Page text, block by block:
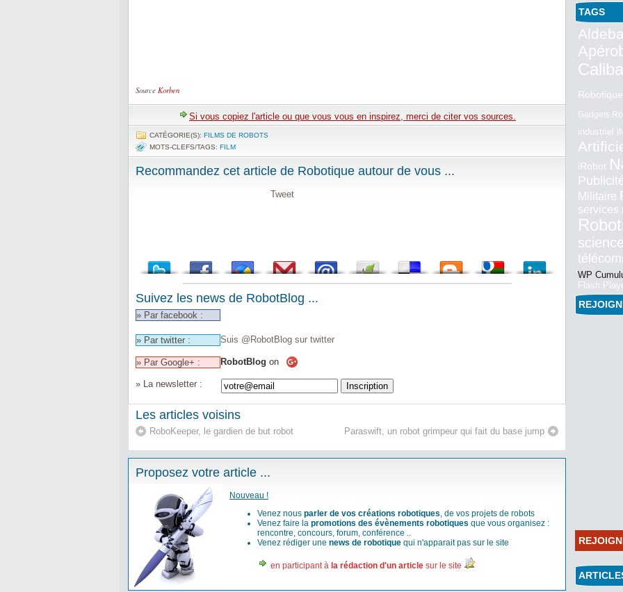
Source Korben
Si vous copiez l'article ou que vous vous en inspirez, merci de citer vos sources.
CATÉGORIE(S): FILMS DE ROBOTS
MOTS-CLEFS/TAGS: FILM
Recommandez cet article de Robotique autour de vous ...
Tweet
Suivez les news de RobotBlog ...
» Par facebook :
» Par twitter : Suis @RobotBlog sur twitter
» Par Google+ : RobotBlog on
» La newsletter :
Les articles voisins
RoboKeeper, le gardien de but robot Paraswift, un robot grimpeur qui fait du base jump
Proposez votre article ...
Nouveau !
Venez nous parler de vos créations robotiques, de vos projets de robots
Venez faire la promotions des évènements robotiques que vous organisez :
rencontre, concours, forum, conférence ..
Venez rédiger une news de robotique qui n'apparait pas sur le site
en participant à la rédaction d'un article sur le site
TAGS
Robotique
Gadgets
industriel
iRobot
Militaire
services
WP
Flash